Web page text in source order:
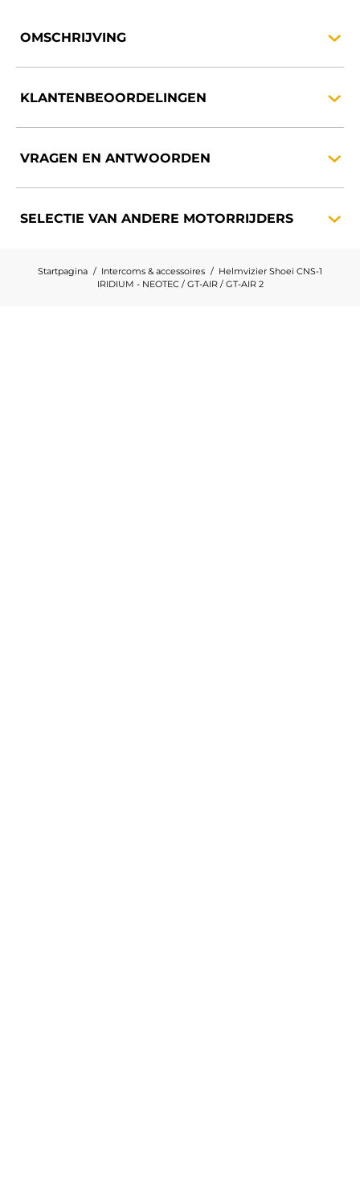
OMSCHRIJVING
KLANTENBEOORDELINGEN
VRAGEN EN ANTWOORDEN
SELECTIE VAN ANDERE MOTORRIJDERS
Startpagina Intercoms & accessoires
Helmvizier Shoei CNS-1
IRIDIUM - NEOTEC / GT-AIR / GT-AIR 2